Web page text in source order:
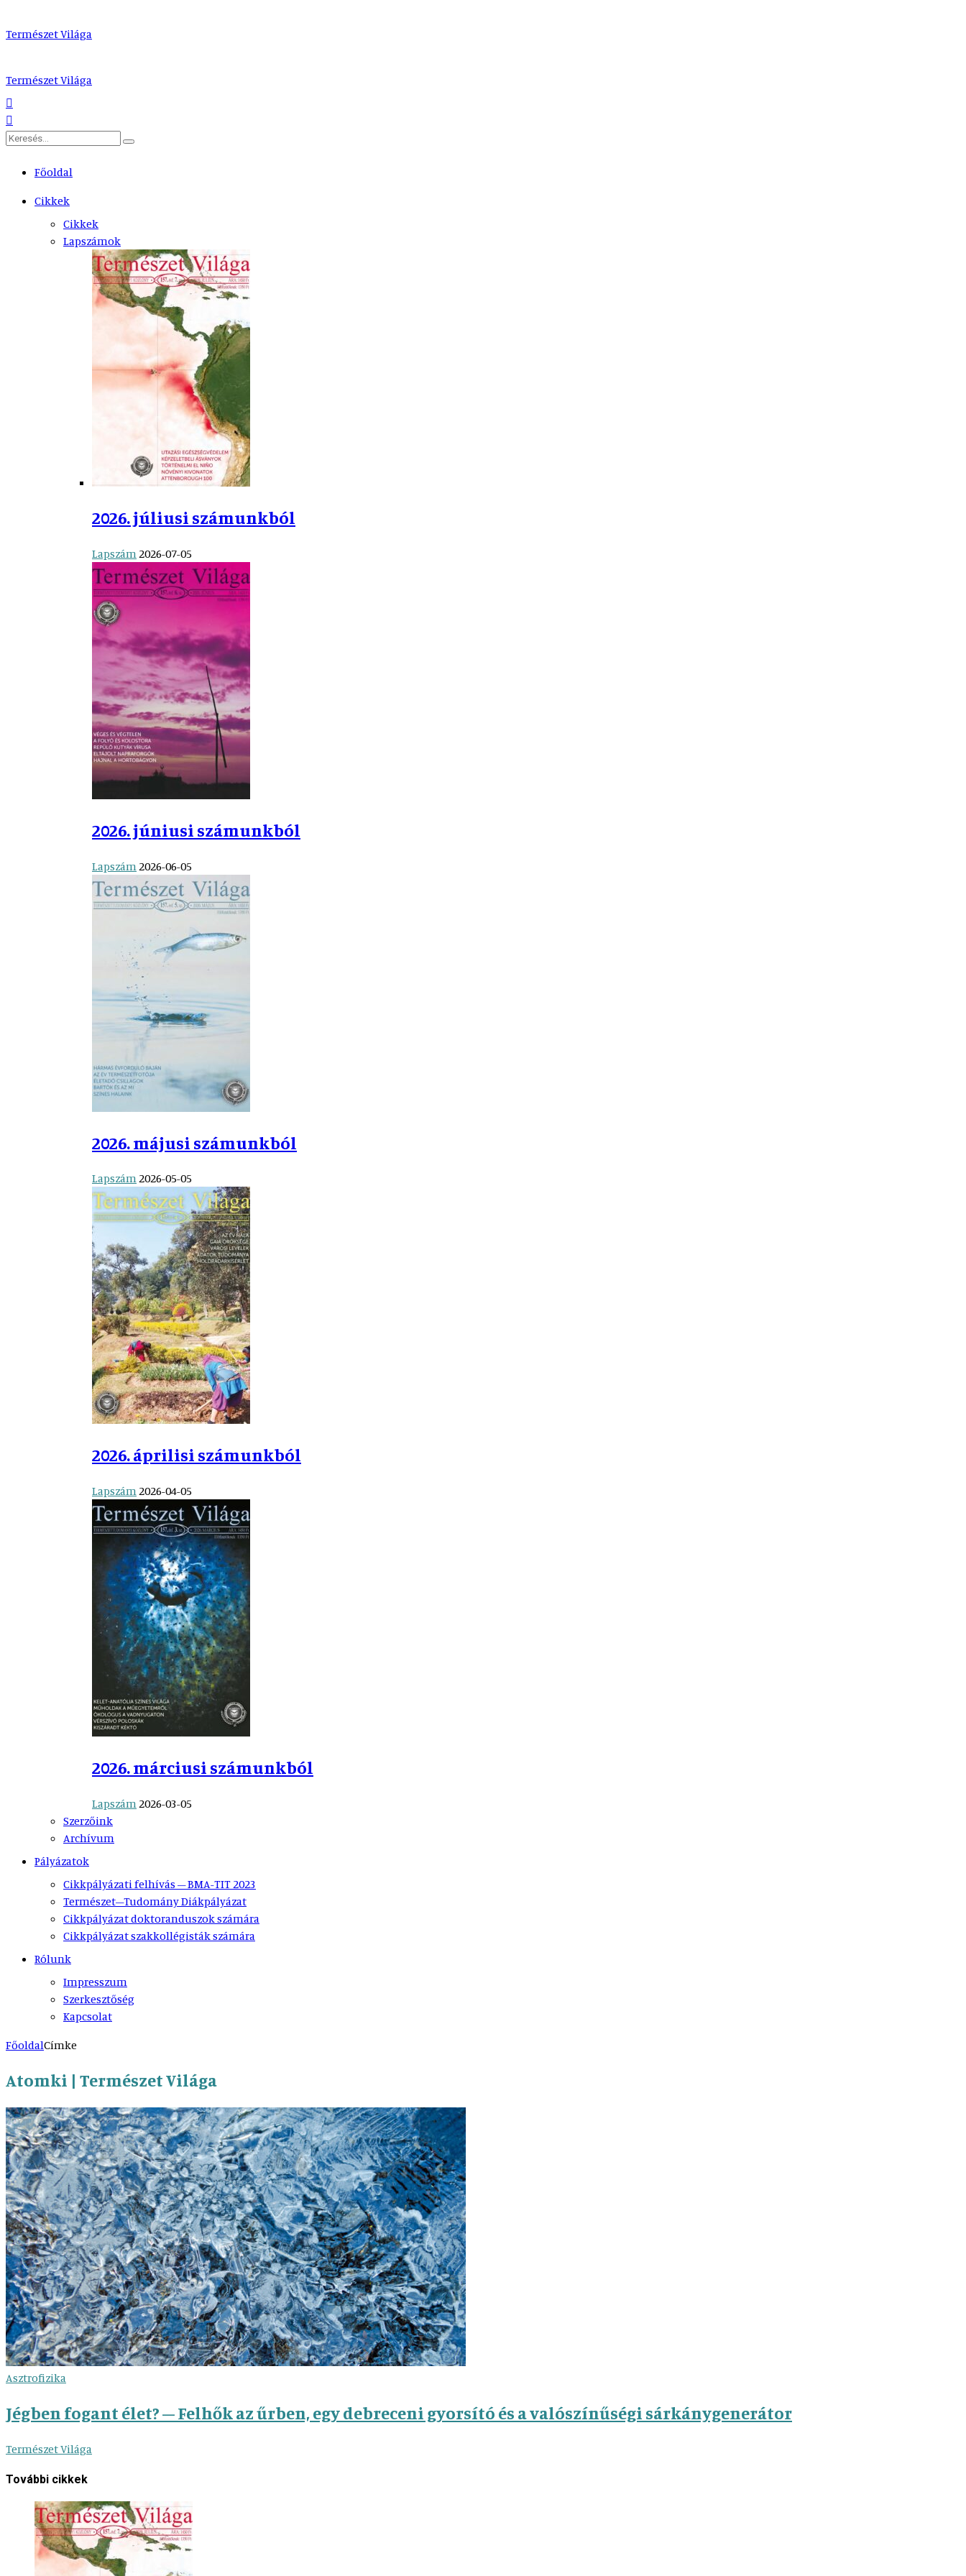
Természet Világa
Természet Világa
Főoldal
Cikkek
Cikkek
Lapszámok
2026. júliusi számunkból
Lapszám 2026-07-05
2026. júniusi számunkból
Lapszám 2026-06-05
2026. májusi számunkból
Lapszám2026-05-05
2026. áprilisi számunkból
Lapszám2026-04-05
2026. márciusi számunkból
Lapszám2026-03-05
Szerzőink
Archívum
Pályázatok
Cikkpályázati felhívás – BMA-TIT 2023
Természet–Tudomány Diákpályázat
Cikkpályázat doktoranduszok számára
Cikkpályázat szakkollégisták számára
Rólunk
Impresszum
Szerkesztőség
Kapcsolat
FőoldalCímke
Atomki | Természet Világa
Asztrofizika
Jégben fogant élet? – Felhők az űrben, egy debreceni gyorsító és a valószínűségi sárkánygenerátor
Természet Világa
További cikkek